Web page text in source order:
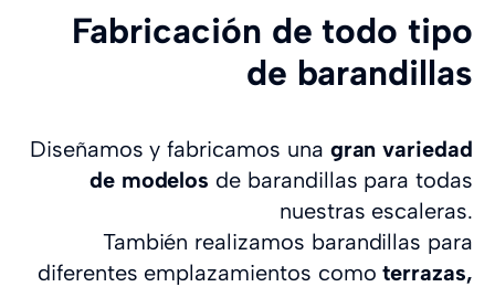
Fabricación de todo tipo
de barandillas
Diseñamos y fabricamos una gran variedad
de modelos de barandillas para todas
nuestras escaleras.
También realizamos barandillas para
diferentes emplazamientos como terrazas,